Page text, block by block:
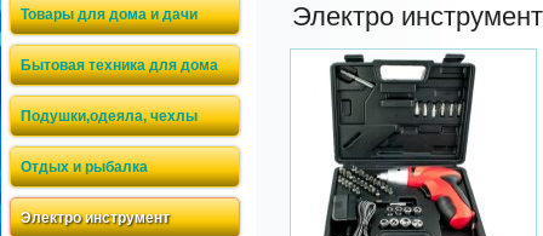
Товары для дома и дачи
Бытовая техника для дома
Подушки,одеяла, чехлы
Отдых и рыбалка
Электро инструмент
Электро инструмент